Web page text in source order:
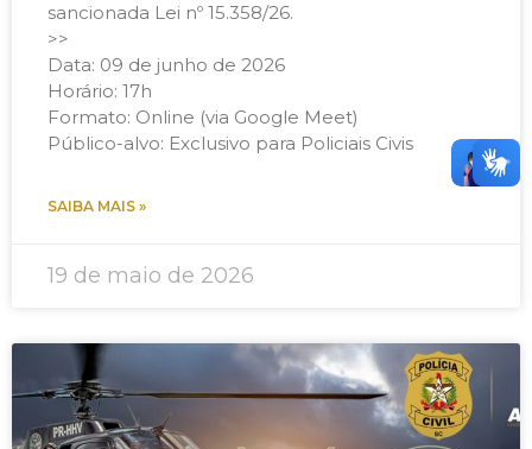
sancionada Lei nº 15.358/26.
>>
Data: 09 de junho de 2026
Horário: 17h
Formato: Online (via Google Meet)
Público-alvo: Exclusivo para Policiais Civis
SAIBA MAIS »
19 de maio de 2026